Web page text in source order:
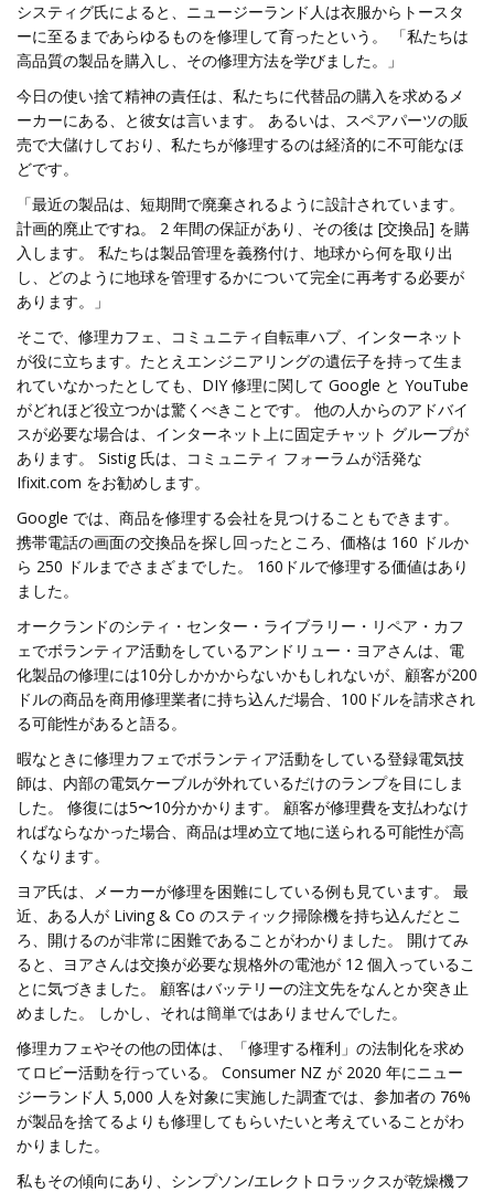
システィグ氏によると、ニュージーランド人は衣服からトースタ
ーに至るまであらゆるものを修理して育ったという。 「私たちは
高品質の製品を購入し、その修理方法を学びました。」
今日の使い捨て精神の責任は、私たちに代替品の購入を求めるメ
ーカーにある、と彼女は言います。 あるいは、スペアパーツの販
売で大儲けしており、私たちが修理するのは経済的に不可能なほ
どです。
「最近の製品は、短期間で廃棄されるように設計されています。
計画的廃止ですね。 2 年間の保証があり、その後は [交換品] を購
入します。 私たちは製品管理を義務付け、地球から何を取り出
し、どのように地球を管理するかについて完全に再考する必要が
あります。」
そこで、修理カフェ、コミュニティ自転車ハブ、インターネット
が役に立ちます。たとえエンジニアリングの遺伝子を持って生ま
れていなかったとしても、DIY 修理に関して Google と YouTube
がどれほど役立つかは驚くべきことです。 他の人からのアドバイ
スが必要な場合は、インターネット上に固定チャット グループが
あります。 Sistig 氏は、コミュニティ フォーラムが活発な
Ifixit.com をお勧めします。
Google では、商品を修理する会社を見つけることもできます。
携帯電話の画面の交換品を探し回ったところ、価格は 160 ドルか
ら 250 ドルまでさまざまでした。 160ドルで修理する価値はあり
ました。
オークランドのシティ・センター・ライブラリー・リペア・カフ
ェでボランティア活動をしているアンドリュー・ヨアさんは、電
化製品の修理には10分しかかからないかもしれないが、顧客が200
ドルの商品を商用修理業者に持ち込んだ場合、100ドルを請求され
る可能性があると語る。
暇なときに修理カフェでボランティア活動をしている登録電気技
師は、内部の電気ケーブルが外れているだけのランプを目にしま
した。 修復には5〜10分かかります。 顧客が修理費を支払わなけ
ればならなかった場合、商品は埋め立て地に送られる可能性が高
くなります。
ヨア氏は、メーカーが修理を困難にしている例も見ています。 最
近、ある人が Living & Co のスティック掃除機を持ち込んだとこ
ろ、開けるのが非常に困難であることがわかりました。 開けてみ
ると、ヨアさんは交換が必要な規格外の電池が 12 個入っているこ
とに気づきました。 顧客はバッテリーの注文先をなんとか突き止
めました。 しかし、それは簡単ではありませんでした。
修理カフェやその他の団体は、「修理する権利」の法制化を求め
てロビー活動を行っている。 Consumer NZ が 2020 年にニュー
ジーランド人 5,000 人を対象に実施した調査では、参加者の 76%
が製品を捨てるよりも修理してもらいたいと考えていることがわ
かりました。
私もその傾向にあり、シンプソン/エレクトロラックスが乾燥機フ